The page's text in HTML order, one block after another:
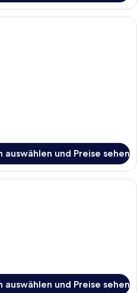
Zimmersafe, Schreibtisch,
auswählen und Preise sehen
Zimmersafe, Schreibtisch,
auswählen und Preise sehen